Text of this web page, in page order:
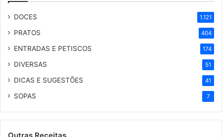
DOCES 1.121
PRATOS 404
ENTRADAS E PETISCOS 174
DIVERSAS 51
DICAS E SUGESTÕES 41
SOPAS 7